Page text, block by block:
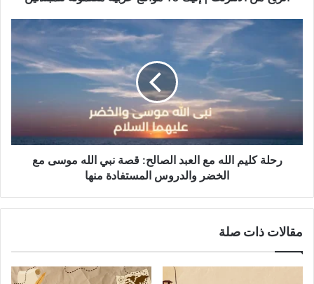
رحلة
مع
الصالح:
الله
منها
رحلة كليم الله مع العبد الصالح: قصة نبي الله موسى مع
الخضر والدروس المستفادة منها
مقالات ذات صلة